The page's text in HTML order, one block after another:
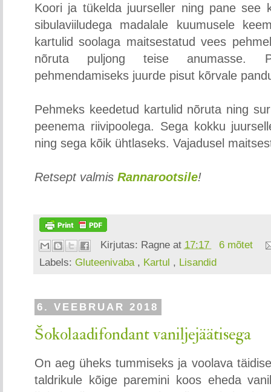
Koori ja tükelda juurseller ning pane see
sibulaviiludega madalale kuumusele
kartulid soolaga maitsestatud vees
nõruta puljong teise anumasse.
pehmendamiseks juurde pisut kõrvale
Pehmeks keedetud kartulid nõruta ning
peenema riivipoolega. Sega kokku
ning sega kõik ühtlaseks. Vajadusel
Retsept valmis Rannarootsile!
Kirjutas: Ragne at 17:17
6 mõtet
Labels: Gluteenivaba , Kartul , Lisandid
6. VEEBRUAR 2018
Šokolaadifondant vaniljejäätisega
On aeg üheks tummiseks ja voolava
taldrikule kõige paremini koos eheda